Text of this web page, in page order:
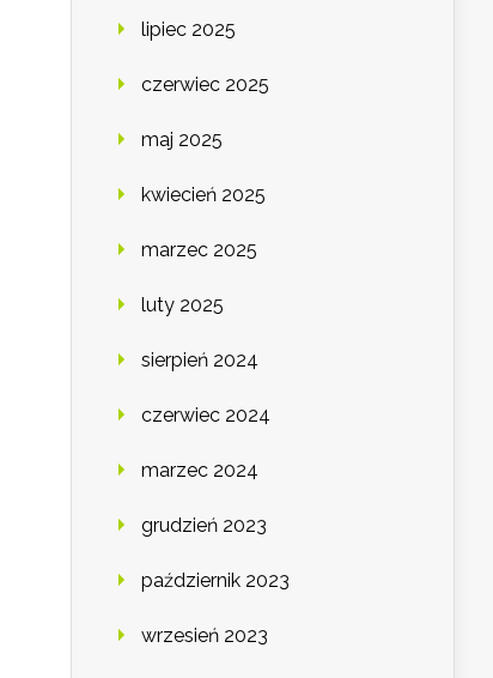
lipiec 2025
czerwiec 2025
maj 2025
kwiecień 2025
marzec 2025
luty 2025
sierpień 2024
czerwiec 2024
marzec 2024
grudzień 2023
październik 2023
wrzesień 2023